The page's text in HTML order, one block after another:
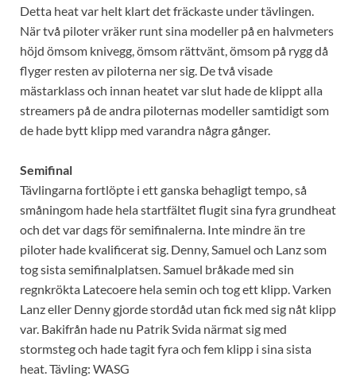
Detta heat var helt klart det fräckaste under tävlingen.
När två piloter vräker runt sina modeller på en halvmeters
höjd ömsom knivegg, ömsom rättvänt, ömsom på rygg då
flyger resten av piloterna ner sig. De två visade
mästarklass och innan heatet var slut hade de klippt alla
streamers på de andra piloternas modeller samtidigt som
de hade bytt klipp med varandra några gånger.
Semifinal
Tävlingarna fortlöpte i ett ganska behagligt tempo, så
småningom hade hela startfältet flugit sina fyra grundheat
och det var dags för semifinalerna. Inte mindre än tre
piloter hade kvalificerat sig. Denny, Samuel och Lanz som
tog sista semifinalplatsen. Samuel bråkade med sin
regnkrökta Latecoere hela semin och tog ett klipp. Varken
Lanz eller Denny gjorde stordåd utan fick med sig nåt klipp
var. Bakifrån hade nu Patrik Svida närmat sig med
stormsteg och hade tagit fyra och fem klipp i sina sista
heat. Tävling: WASG